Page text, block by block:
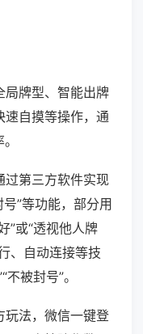
局牌型、智能出牌
速自摸等操作，通
过第三方软件实现
号”等功能，部分用
”或“透视他人牌
、自动连接等技
被封号”。
玩法，微信一键登